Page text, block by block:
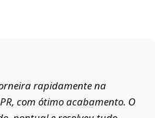
rapidamente na
com ótimo acabamento. O